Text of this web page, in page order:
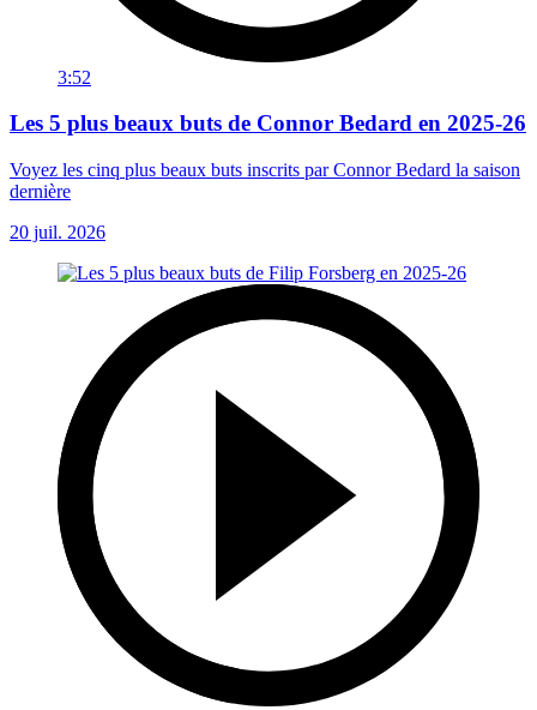
3:52
Les 5 plus beaux buts de Connor Bedard en 2025-26
Voyez les cinq plus beaux buts inscrits par Connor Bedard la saison
dernière
20 juil. 2026